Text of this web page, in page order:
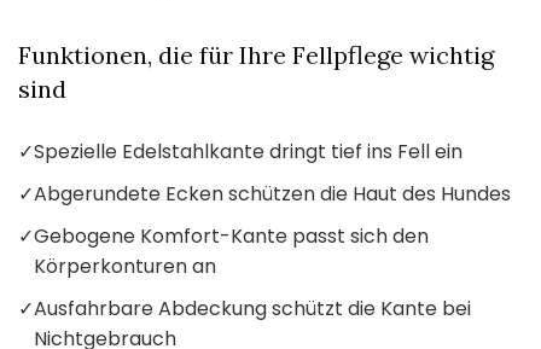
Funktionen, die für Ihre Fellpflege wichtig
sind
✓Spezielle Edelstahlkante dringt tief ins Fell ein
✓Abgerundete Ecken schützen die Haut des Hundes
✓Gebogene Komfort-Kante passt sich den
Körperkonturen an
✓Ausfahrbare Abdeckung schützt die Kante bei
Nichtgebrauch